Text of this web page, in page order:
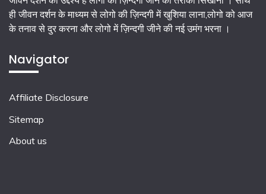
ही जीवन दर्शन के माध्यम से लोगो की ज़िन्दगी में खुशिया लाना,लोगो को आज
के तनाव से दुर करना और लोगो में ज़िन्दगी जीने की नई उमंग भरना ।
Navigator
Affiliate Disclosure
Sitemap
About us